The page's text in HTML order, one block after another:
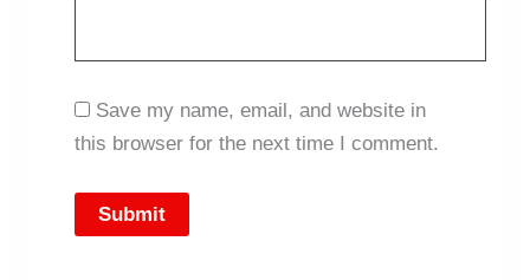
Save my name, email, and website in
this browser for the next time I comment.